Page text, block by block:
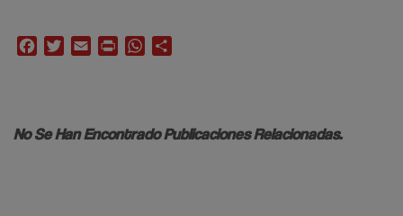
FacebookTwitterEmail Print WhatsApp
No Se Han Encontrado Publicaciones Relacionadas.